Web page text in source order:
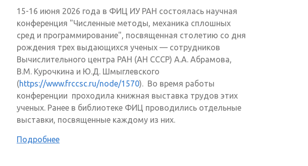
15-16 июня 2026 года в ФИЦ ИУ РАН состоялась научная
конференция "Численные методы, механика сплошных
сред и программирование", посвященная столетию со дня
рождения трех выдающихся ученых — сотрудников
Вычислительного центра РАН (АН СССР) А.А. Абрамова,
В.М. Курочкина и Ю.Д. Шмыглевского
(https://www.frccsc.ru/node/1570). Во время работы
конференции проходила книжная выставка трудов этих
ученых. Ранее в библиотеке ФИЦ проводились отдельные
выставки, посвященные каждому из них.
Подробнее